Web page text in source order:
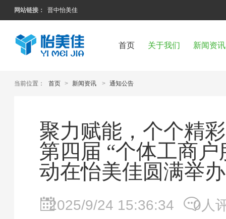
网站链接： 晋中怡美佳
首页 关于我们 新闻资讯
当前位置： 首页 > 新闻资讯 > 通知公告
聚力赋能，个个精
第四届 “个体工商户
动在怡美佳圆满举办
2025/9/24 15:36:34 0人